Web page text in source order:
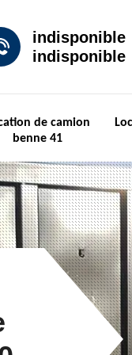
indisponible
indisponible
de camion
benne 41